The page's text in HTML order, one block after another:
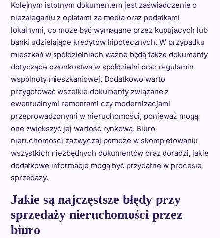
Kolejnym istotnym dokumentem jest zaświadczenie o
niezaleganiu z opłatami za media oraz podatkami
lokalnymi, co może być wymagane przez kupujących lub
banki udzielające kredytów hipotecznych. W przypadku
mieszkań w spółdzielniach ważne będą także dokumenty
dotyczące członkostwa w spółdzielni oraz regulamin
wspólnoty mieszkaniowej. Dodatkowo warto
przygotować wszelkie dokumenty związane z
ewentualnymi remontami czy modernizacjami
przeprowadzonymi w nieruchomości, ponieważ mogą
one zwiększyć jej wartość rynkową. Biuro
nieruchomości zazwyczaj pomoże w skompletowaniu
wszystkich niezbędnych dokumentów oraz doradzi, jakie
dodatkowe informacje mogą być przydatne w procesie
sprzedaży.
Jakie są najczęstsze błędy przy
sprzedaży nieruchomości przez
biuro